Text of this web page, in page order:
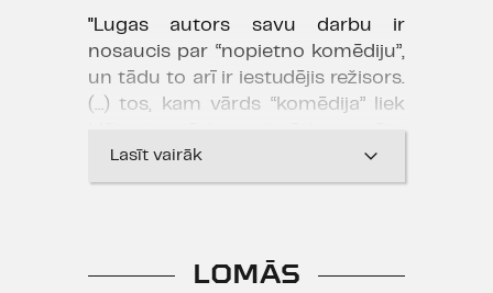
"Lugas autors savu darbu ir
nosaucis par “nopietno komēdiju”,
un tādu to arī ir iestudējis režisors.
(...) tos, kam vārds “komēdija” liek
patīkami pārsteigt."
"Spēles ar žanriem šoreiz,
Lasīt vairāk
LOMĀS